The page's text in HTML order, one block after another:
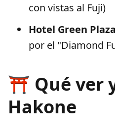
con vistas al Fuji)
Hotel Green
por el "Diamond
⛩️ Qué ver
Hakone